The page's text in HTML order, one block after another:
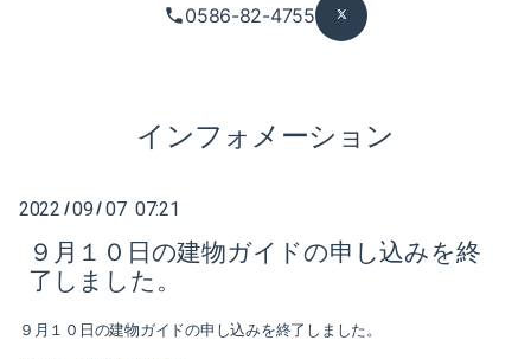
0586-82-4755
2025-12（1）
2025-10（1）
インフォメーション
2022 /09 / 07 07:21
９月１０日の建物ガイドの申し込みを終
了しました。
９月１０日の建物ガイドの申し込みを終了しました。